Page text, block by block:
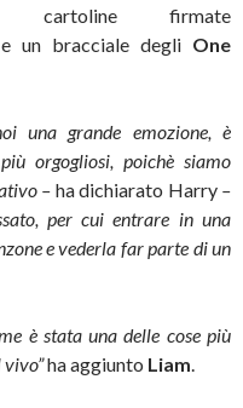
firmate
e un bracciale degli One
una grande emozione, è
orgogliosi, poichè siamo
– ha dichiarato Harry–
per cui entrare in una
e vederla far parte di un
è stata una delle cose più
vivo”ha aggiunto Liam.